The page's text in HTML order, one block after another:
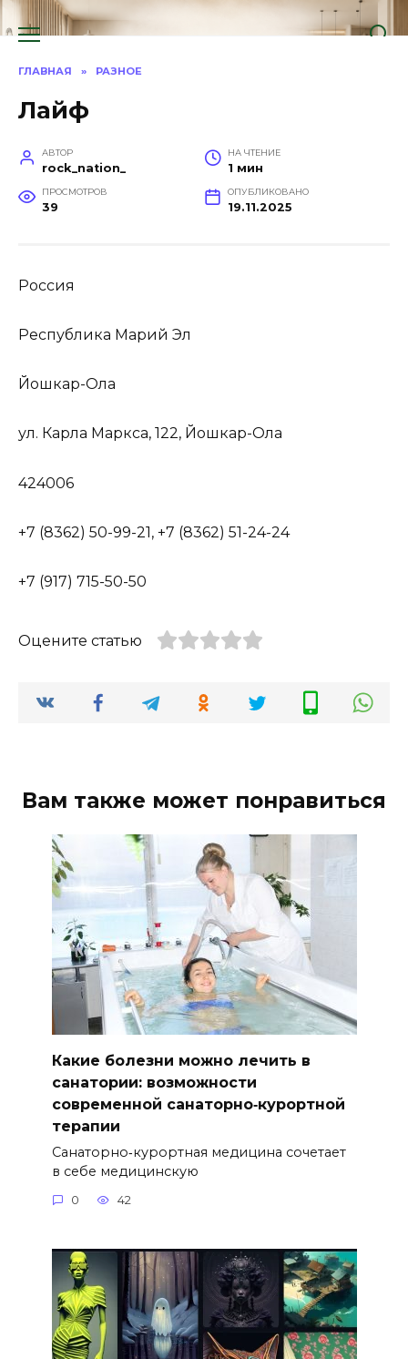
Перейти
к
ГЛАВНАЯ » РАЗНОЕ
Лайф
АВТОР
rock_nation_
НА ЧТЕНИЕ
1 мин
ПРОСМОТРОВ
39
ОПУБЛИКОВАНО
19.11.2025
Россия
Республика Марий Эл
Йошкар-Ола
ул. Карла Маркса, 122, Йошкар-Ола
424006
+7 (8362) 50-99-21, +7 (8362) 51-24-24
+7 (917) 715-50-50
Оцените статью
Вам также может понравиться
Какие болезни можно лечить в
санатории: возможности
современной санаторно‑курортной
терапии
Санаторно‑курортная медицина сочетает
в себе медицинскую
0 42